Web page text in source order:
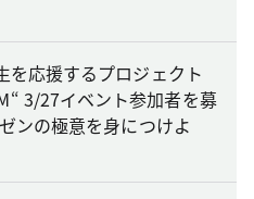
を応援するプロジェクト
3/27イベント参加者を募
ンの極意を身につけよ